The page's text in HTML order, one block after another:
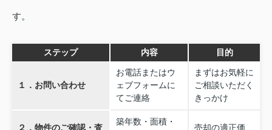
す。
ステップ 内容 目的
１．お問い合わせ
お電話またはウ
ェブフォームに
てご連絡
まずはお気軽に
ご相談いただく
きっかけ
２．物件のご確認・査
築年数・面積・
売却の適正価